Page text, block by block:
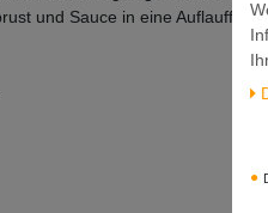
und Sauce in eine